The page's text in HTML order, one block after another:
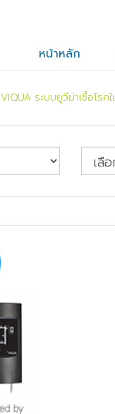
หน้าหลัก
VIQUA ระบบยูวีฆ่าเชื้อโร